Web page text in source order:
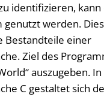
identifizieren, kann
genutzt werden.
Bestandteile einer
Ziel des
auszugeben.
C gestaltet sich